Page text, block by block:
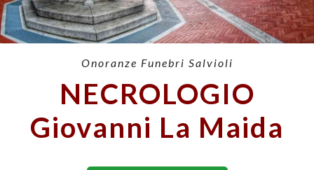
Onoranze Funebri Salvioli
NECROLOGIO
Giovanni La Maida